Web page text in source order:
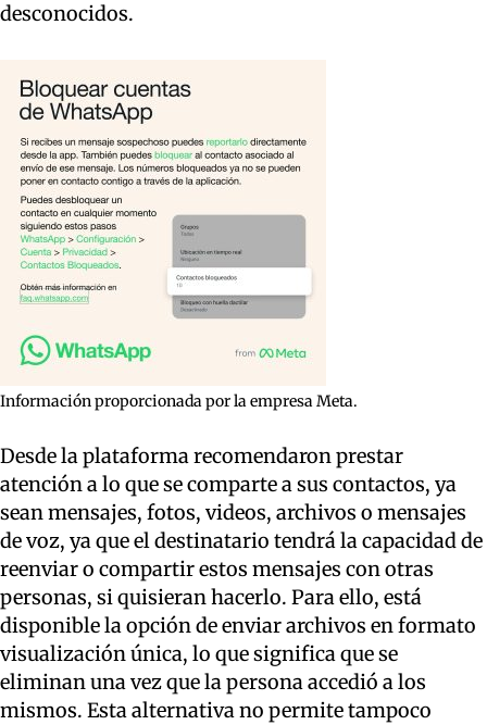
desconocidos.
Información proporcionada por la empresa Meta.
Desde la plataforma recomendaron prestar
atención a lo que se comparte a sus contactos, ya
sean mensajes, fotos, videos, archivos o mensajes
de voz, ya que el destinatario tendrá la capacidad de
reenviar o compartir estos mensajes con otras
personas, si quisieran hacerlo. Para ello, está
disponible la opción de enviar archivos en formato
visualización única, lo que significa que se
eliminan una vez que la persona accedió a los
mismos. Esta alternativa no permite tampoco